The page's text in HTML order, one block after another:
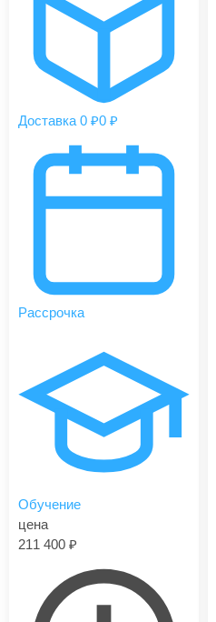
Доставка 0 ₽0 ₽
Рассрочка
Обучение
цена
211 400